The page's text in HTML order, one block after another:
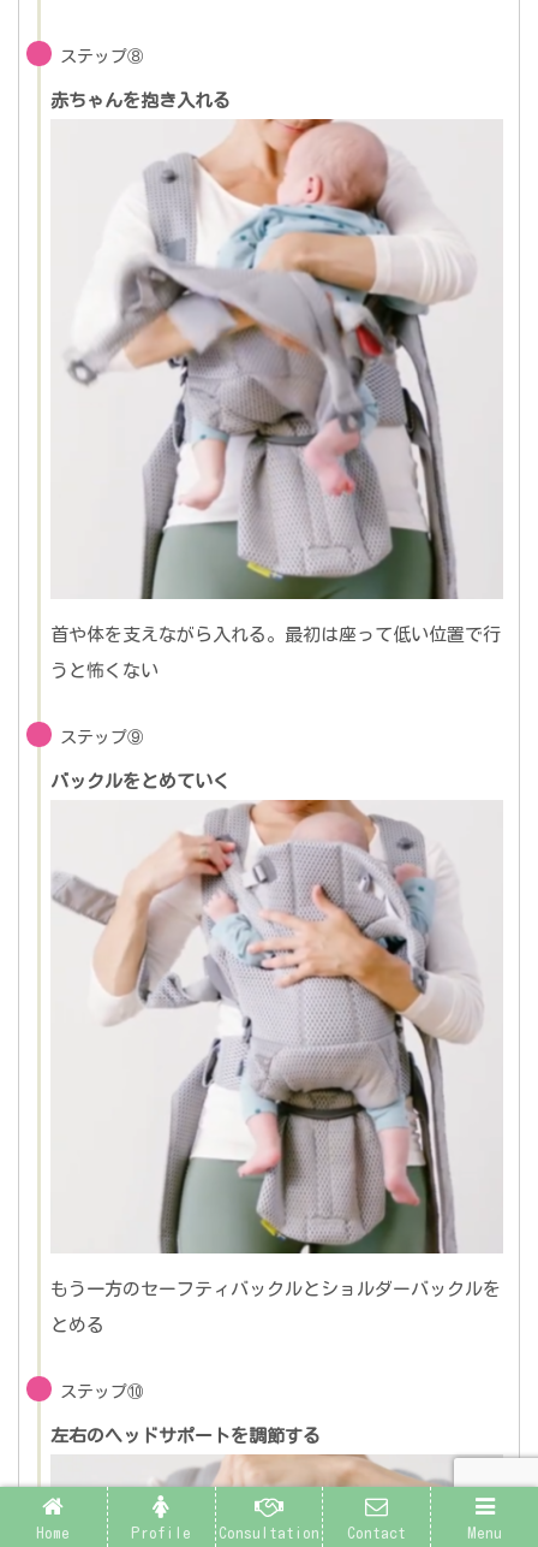
ステップ⑧
赤ちゃんを抱き入れる
首や体を支えながら入れる。最初は座って低い位置で行
うと怖くない
ステップ⑨
バックルをとめていく
もう一方のセーフティバックルとショルダーバックルを
とめる
ステップ⑩
左右のヘッドサポートを調節する
Home Profile Consultation Contact Menu